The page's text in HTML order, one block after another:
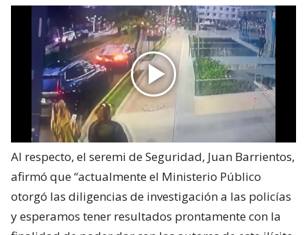
Al respecto, el seremi de Seguridad, Juan Barrientos,
afirmó que “actualmente el Ministerio Público
otorgó las diligencias de investigación a las policías
y esperamos tener resultados prontamente con la